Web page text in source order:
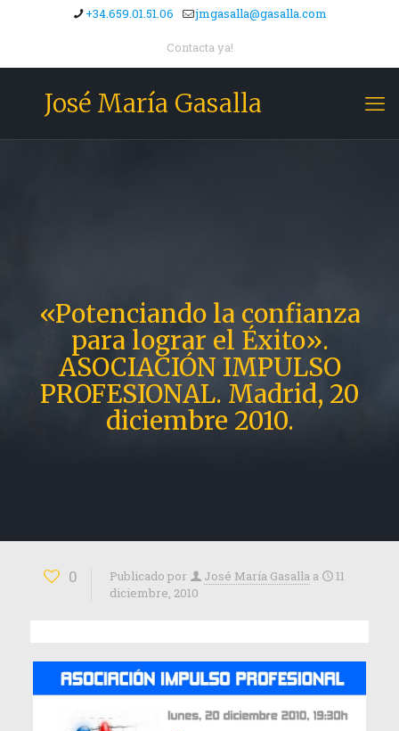
+34.659.01.51.06 jmgasalla@gasalla.com
Contacta ya!
José María Gasalla
«Potenciando la confianza
para lograr el Éxito».
ASOCIACIÓN IMPULSO
PROFESIONAL. Madrid, 20
diciembre 2010.
0 Publicado por José María Gasalla a
11
diciembre, 2010